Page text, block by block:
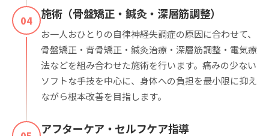
04 施術（骨盤矯正・鍼灸・深層筋調整）
お一人おひとりの自律神経失調症の原因に合わせて、
骨盤矯正・背骨矯正・鍼灸治療・深層筋調整・電気療
法などを組み合わせた施術を行います。痛みの少ない
ソフトな手技を中心に、身体への負担を最小限に抑え
ながら根本改善を目指します。
アフターケア・セルフケア指導